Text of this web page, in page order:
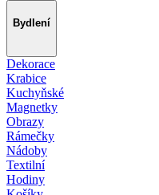
Bydlení
Dekorace
Krabice
Kuchyňské
Magnetky
Obrazy
Rámečky
Nádoby
Textilní
Hodiny